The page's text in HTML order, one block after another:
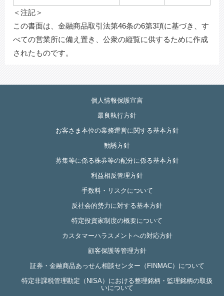
＜注記＞
この書面は、金融商品取引法第46条の6第3項に基づき、す
べての営業所に備え置き、公衆の縦覧に供するために作成
されたものです。
個人情報保護宣言
最良執行方針
お客さま本位の業務運営に関する基本方針
勧誘方針
募集等に係る株券等の配分に係る基本方針
利益相反管理方針
手数料・リスクについて
反社会的勢力に対する基本方針
特定投資家制度の概要について
カスタマーハラスメントへの対応方針
顧客保護等管理方針
証券・金融商品あっせん相談センター（FINMAC）について
特定非課税管理勘定（NISA）における整理銘柄・監理銘柄の取扱
いについて